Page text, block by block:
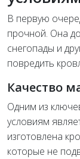
В первую
прочной. Она
снегопады и
повредить
Качество
Одним из
условиям
изготовлена
которые не